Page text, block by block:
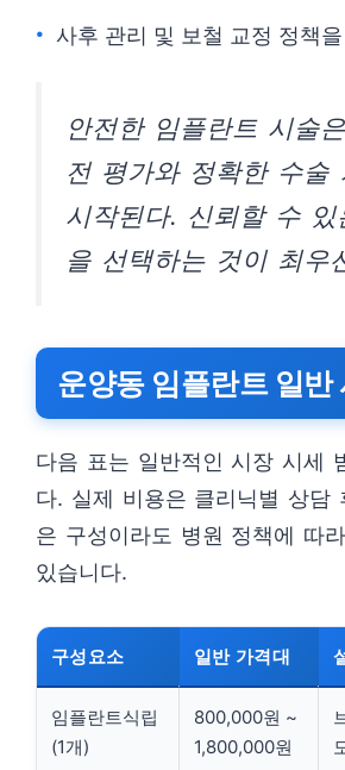
사후 관리 및 보철 교정 정책
안전한 임플란트 시술
전 평가와 정확한 수술
시작된다. 신뢰할 수
을 선택하는 것이 최우
운양동 임플란트 일반
다음 표는 일반적인 시장 시세
다. 실제 비용은 클리닉별 상담
은 구성이라도 병원 정책에 따
있습니다.
구성요소 일반 가격대
임플란트식립
(1개)
800,000원 ~
1,800,000원